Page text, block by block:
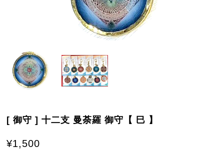
[ 御守 ] 十二支 曼荼羅 御守【 巳 】
¥1,500